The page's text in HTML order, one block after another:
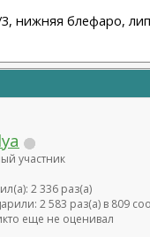
нижняя блефаро,
участник
2 336 раз(а)
2 583 раз(а) в 809
еще не оценивал